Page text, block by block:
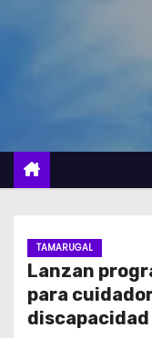
TAMARUGAL
Lanzan
para
discapacidad